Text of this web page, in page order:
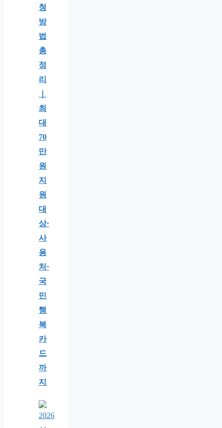
청
방
법
총
정
리
최
대
70
만
원
지
원
대
상·
사
용
처·
국
민
행
복
카
드
까
지